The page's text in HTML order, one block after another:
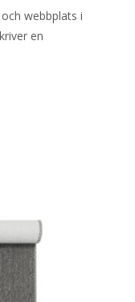
webbplats i
en